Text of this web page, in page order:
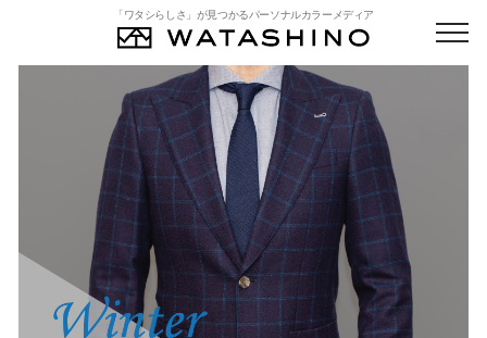
「ワタシらしさ」が見つかるパーソナルカラーメディア